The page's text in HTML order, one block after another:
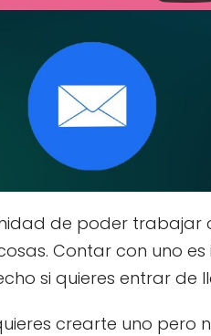
de poder trabajar
Contar con uno
si quieres entrar de
crearte uno pero